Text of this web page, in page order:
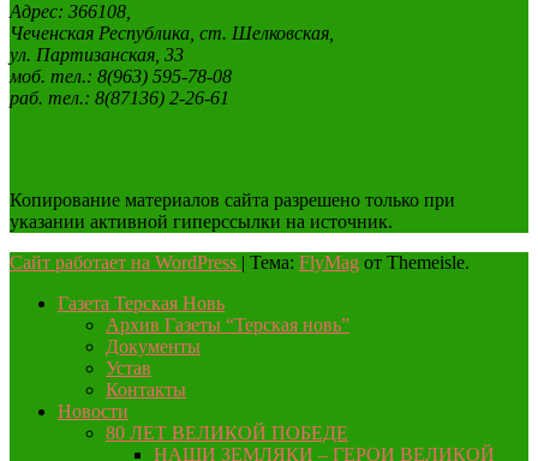
Адрес: 366108,
Чеченская Республика, ст. Шелковская,
ул. Партизанская, 33
моб. тел.: 8(963) 595-78-08
раб. тел.: 8(87136) 2-26-61
Копирование материалов сайта разрешено только при
указании активной гиперссылки на источник.
Сайт работает на WordPress | Тема: FlyMag от Themeisle.
Газета Терская Новь
Архив Газеты “Терская новь”
Документы
Устав
Контакты
Новости
80 ЛЕТ ВЕЛИКОЙ ПОБЕДЕ
НАШИ ЗЕМЛЯКИ – ГЕРОИ ВЕЛИКОЙ